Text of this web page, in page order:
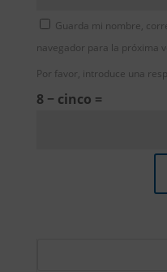
Guarda mi nombre,
navegador para la próxima
Por favor, introduce una
8 − cinco =